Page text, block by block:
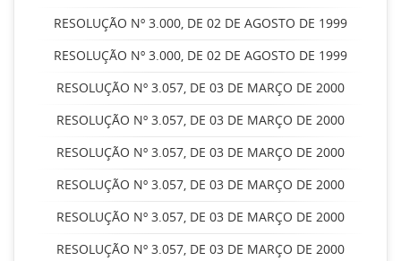
RESOLUÇÃO Nº 3.000, DE 02 DE AGOSTO DE 1999
RESOLUÇÃO Nº 3.000, DE 02 DE AGOSTO DE 1999
RESOLUÇÃO Nº 3.057, DE 03 DE MARÇO DE 2000
RESOLUÇÃO Nº 3.057, DE 03 DE MARÇO DE 2000
RESOLUÇÃO Nº 3.057, DE 03 DE MARÇO DE 2000
RESOLUÇÃO Nº 3.057, DE 03 DE MARÇO DE 2000
RESOLUÇÃO Nº 3.057, DE 03 DE MARÇO DE 2000
RESOLUÇÃO Nº 3.057, DE 03 DE MARÇO DE 2000